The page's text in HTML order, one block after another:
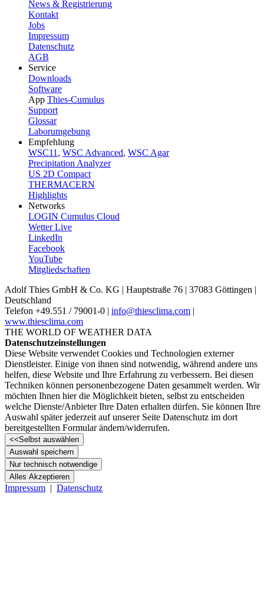
News & Registrierung
Kontakt
Jobs
Impressum
Datenschutz
AGB
Service
Downloads
Software
App Thies-Cumulus
Support
Glossar
Laborumgebung
Empfehlung
WSC11 , WSC Advanced, WSC Agar
Precipitation Analyzer
US 2D Compact
THERMACERN
Highlights
Networks
LOGIN Cumulus Cloud
Wetter Live
LinkedIn
Facebook
YouTube
Mitgliedschaften
Adolf Thies GmbH & Co. KG | Hauptstraße 76 | 37083 Göttingen |
Deutschland
Telefon +49.551 /­ 79001-0 | info@thiesclima.com |
www.thiesclima.com
THE WORLD OF WEATHER DATA
Datenschutzeinstellungen
Diese Website verwendet Cookies und Technologien externer
Dienstleister. Einige von ihnen sind notwendig, während andere uns
helfen, diese Website und Ihre Erfahrung zu verbessern. Bei diesen
Techniken können personenbezogene Daten gesammelt werden. Wir
möchten Ihnen hier die Möglichkeit bieten, selbst zu entscheiden
welche Dienste/­Anbieter Ihre Daten erhalten dürfen. Sie können Ihre
Auswahl später jederzeit auf unserer Seite Datenschutz im dort
bereitgestellten Formular ändern/­widerrufen.
<<Selbst auswählen
Auswahl speichern
Nur technisch notwendige
Alles Akzeptieren
Impressum | Datenschutz